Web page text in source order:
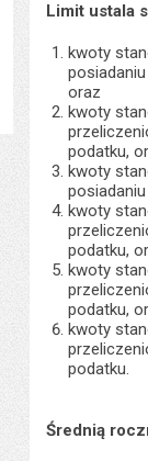
Limit ustala
kwoty
oraz
kwoty
podatku,
kwoty
kwoty
podatku,
kwoty
podatku,
kwoty
podatku.
Średnią